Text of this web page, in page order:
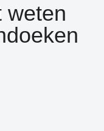
weten